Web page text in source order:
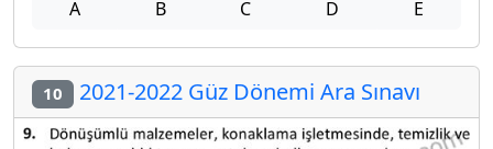
A B C D E
10 2021-2022 Güz Dönemi Ara Sınavı